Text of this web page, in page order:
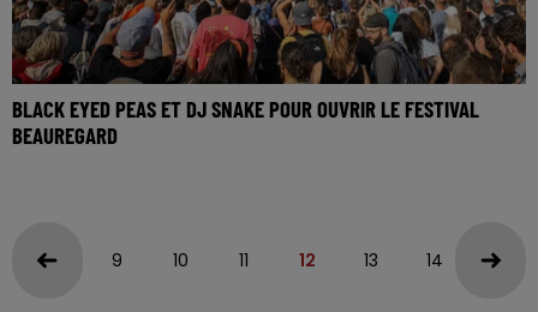
BLACK EYED PEAS ET DJ SNAKE POUR OUVRIR LE FESTIVAL
BEAUREGARD
9 10 11 12 13 14 15